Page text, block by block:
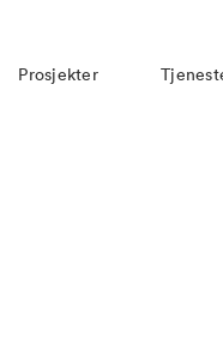
Prosjekter